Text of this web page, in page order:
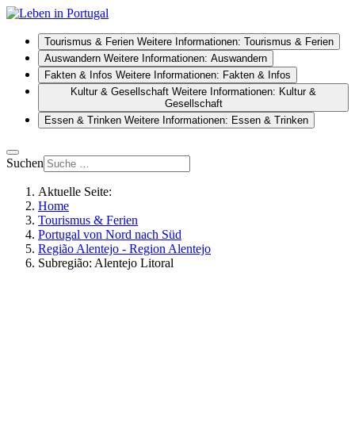
Tourismus & Ferien Weitere Informationen: Tourismus & Ferien
Auswandern Weitere Informationen: Auswandern
Fakten & Infos Weitere Informationen: Fakten & Infos
Kultur & Gesellschaft Weitere Informationen: Kultur &
Gesellschaft
Essen & Trinken Weitere Informationen: Essen & Trinken
Suchen
Aktuelle Seite:
Home
Tourismus & Ferien
Portugal von Nord nach Süd
Região Alentejo - Region Alentejo
Subregião: Alentejo Litoral